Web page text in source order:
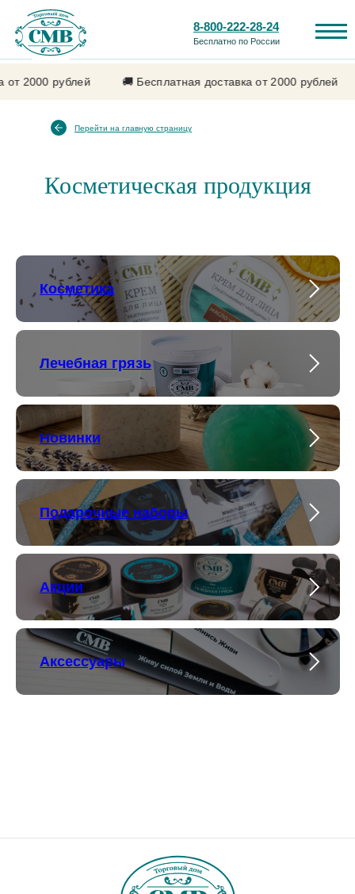
Каталог продукции Лечебные свойства
8-800-222-28-24
Бесплатно по России
2000 рублей 🚚 Бесплатная доставка от 2000 рублей
Перейти на главную страницу
Косметическая продукция
Косметика
Лечебная грязь
Новинки
Подарочные наборы
Акции
Аксессуары